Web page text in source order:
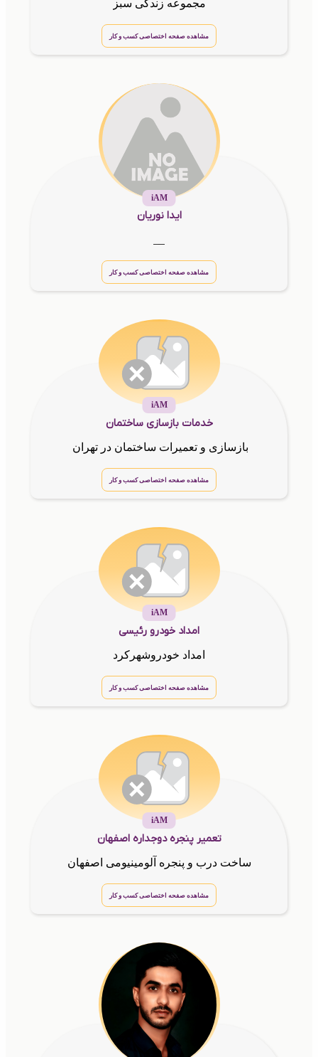
مجموعه زندگی سبز
مشاهده صفحه اختصاصی کسب و کار
iAM
ایدا نوریان
مشاهده صفحه اختصاصی کسب و کار
iAM
خدمات بازسازی ساختمان
بازسازی و تعمیرات ساختمان در تهران
مشاهده صفحه اختصاصی کسب و کار
iAM
امداد خودرو رئیسی
امداد خودروشهرکرد
مشاهده صفحه اختصاصی کسب و کار
iAM
تعمیر پنجره دوجداره اصفهان
ساخت درب و پنجره آلومینیومی اصفهان
مشاهده صفحه اختصاصی کسب و کار